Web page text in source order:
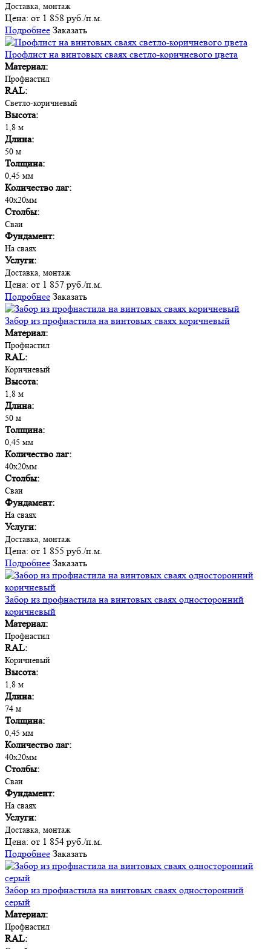
Доставка, монтаж
Цена: от 1 858 руб./п.м.
Подробнее Заказать
Профлист на винтовых сваях светло-коричневого цвета
Материал:
Профнастил
RAL:
Светло-коричневый
Высота:
1,8 м
Длина:
50 м
Толщина:
0,45 мм
Количество лаг:
40х20мм
Столбы:
Сваи
Фундамент:
На сваях
Услуги:
Доставка, монтаж
Цена: от 1 857 руб./п.м.
Подробнее Заказать
Забор из профнастила на винтовых сваях коричневый
Материал:
Профнастил
RAL:
Коричневый
Высота:
1,8 м
Длина:
50 м
Толщина:
0,45 мм
Количество лаг:
40х20мм
Столбы:
Сваи
Фундамент:
На сваях
Услуги:
Доставка, монтаж
Цена: от 1 855 руб./п.м.
Подробнее Заказать
Забор из профнастила на винтовых сваях односторонний
коричневый
Материал:
Профнастил
RAL:
Коричневый
Высота:
1,8 м
Длина:
74 м
Толщина:
0,45 мм
Количество лаг:
40х20мм
Столбы:
Сваи
Фундамент:
На сваях
Услуги:
Доставка, монтаж
Цена: от 1 854 руб./п.м.
Подробнее Заказать
Забор из профнастила на винтовых сваях односторонний
серый
Материал:
Профнастил
RAL: